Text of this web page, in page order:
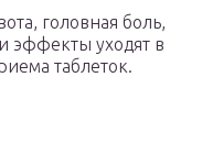
головная боль,
эффекты уходят в
таблеток.